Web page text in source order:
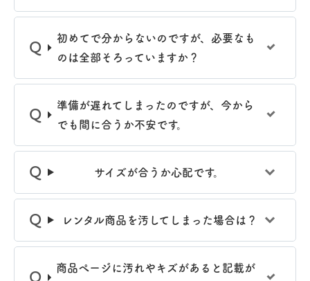
初めてで分からないのですが、必要なも
のは全部そろっていますか？
準備が遅れてしまったのですが、今から
でも間に合うか不安です。
サイズが合うか心配です。
レンタル商品を汚してしまった場合は？
商品ぺージに汚れやキズがあると記載が